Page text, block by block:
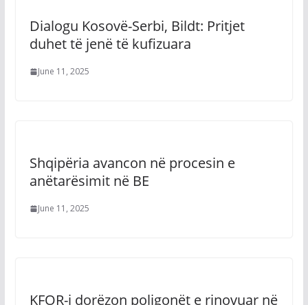
Dialogu Kosovë-Serbi, Bildt: Pritjet
duhet të jenë të kufizuara
June 11, 2025
Shqipëria avancon në procesin e
anëtarësimit në BE
June 11, 2025
KFOR-i dorëzon poligonët e rinovuar në